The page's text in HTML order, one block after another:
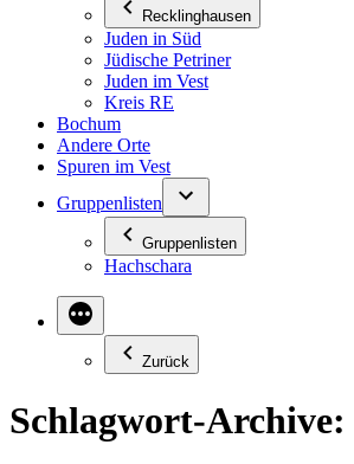
Recklinghausen
Juden in Süd
Jüdische Petriner
Juden im Vest
Kreis RE
Bochum
Andere Orte
Spuren im Vest
Gruppenlisten
Gruppenlisten
Hachschara
Zurück
Schlagwort-Archive: